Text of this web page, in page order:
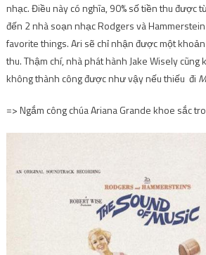
nhạc. Điều này có nghĩa, 90% số tiền thu được
đến 2 nhà soạn nhạc Rodgers và
favorite things. Ari sẽ chỉ nhận được một
thu. Thậm chí, nhà phát hành Jake Wisely cũng
không thành công được như vậy nếu thiếu đi
=> Ngắm công chúa Ariana Grande khoe sắc